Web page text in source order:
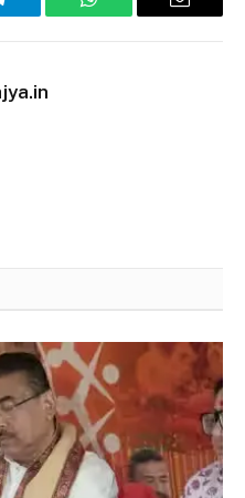
WhatsApp Email